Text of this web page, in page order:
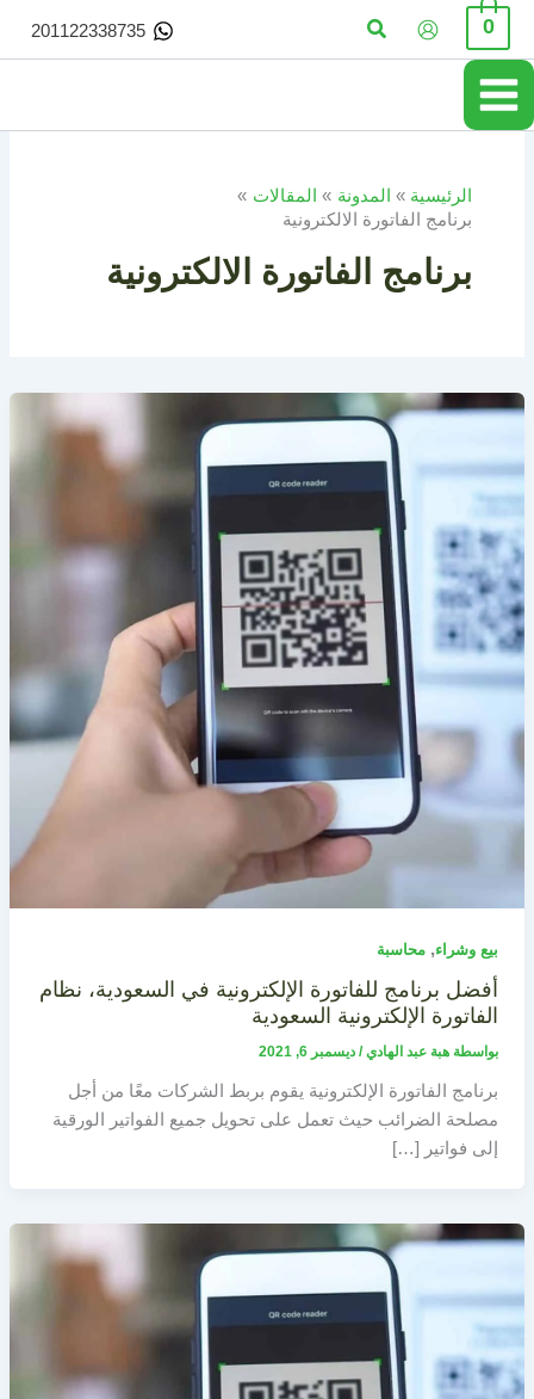
تخطي
المحتوى
0 البحث 201122338735
الرئيسية المدونة
المقالات
برنامج الفاتورة الالكترونية
برنامج الفاتورة الالكترونية
بيع وشراء, محاسبة
أفضل برنامج للفاتورة الإلكترونية في السعودية، نظام
الفاتورة الإلكترونية السعودية
بواسطة هبة عبد الهادي/ ديسمبر 6, 2021
برنامج الفاتورة الإلكترونية يقوم بربط الشركات معًا من أجل
مصلحة الضرائب حيث تعمل على تحويل جميع الفواتير الورقية
إلى فواتير […]